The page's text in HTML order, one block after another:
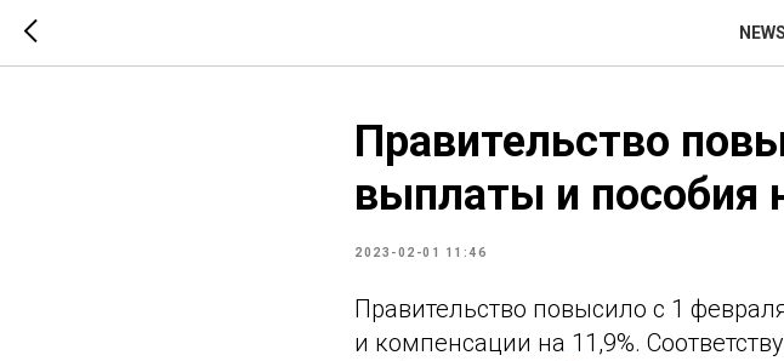
Правительство
выплаты и пособия
2023-02-01 11:46
Правительство повысило с 1
и компенсации на 11,9%.